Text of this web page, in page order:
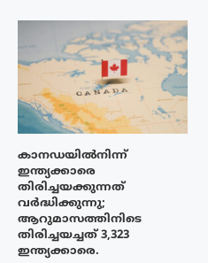
കാനഡയിൽനിന്ന്
ഇന്ത്യക്കാരെ
തിരിച്ചയക്കുന്നത്
വർദ്ധിക്കുന്നു;
ആറുമാസത്തിനിടെ
തിരിച്ചയച്ചത് 3,323
ഇന്ത്യക്കാരെ.